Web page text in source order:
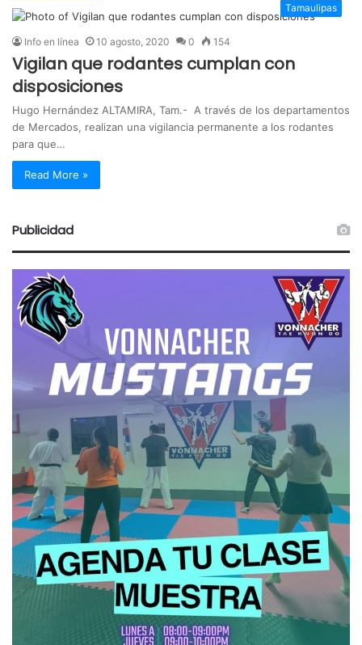
Tamaulipas
Info en línea 10 agosto, 2020 0 154
Vigilan que rodantes cumplan con
disposiciones
Hugo Hernández ALTAMIRA, Tam.- A través de los departamentos
de Mercados, realizan una vigilancia permanente a los rodantes
para que…
Read More »
Publicidad